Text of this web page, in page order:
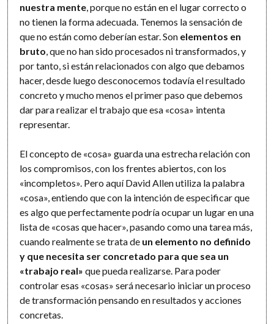
nuestra mente, porque no están en el lugar correcto o
no tienen la forma adecuada. Tenemos la sensación de
que no están como deberían estar. Son elementos en
bruto, que no han sido procesados ni transformados, y
por tanto, si están relacionados con algo que debamos
hacer, desde luego desconocemos todavía el resultado
concreto y mucho menos el primer paso que debemos
dar para realizar el trabajo que esa «cosa» intenta
representar.
El concepto de «cosa» guarda una estrecha relación con
los compromisos, con los frentes abiertos, con los
«incompletos». Pero aquí David Allen utiliza la palabra
«cosa», entiendo que con la intención de especificar que
es algo que perfectamente podría ocupar un lugar en una
lista de «cosas que hacer», pasando como una tarea más,
cuando realmente se trata de un elemento no definido
y que necesita ser concretado para que sea un
«trabajo real» que pueda realizarse. Para poder
controlar esas «cosas» será necesario iniciar un proceso
de transformación pensando en resultados y acciones
concretas.